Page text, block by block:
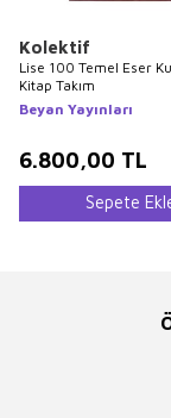
Kolektif
Lise 100 Temel Eser
Kitap Takım
Beyan Yayınları
6.800,00 TL
Sepete